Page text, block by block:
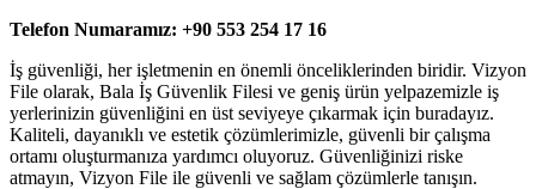
Telefon Numaramız: +90 553 254 17 16
İş güvenliği, her işletmenin en önemli önceliklerinden biridir. Vizyon
File olarak, Bala İş Güvenlik Filesi ve geniş ürün yelpazemizle iş
yerlerinizin güvenliğini en üst seviyeye çıkarmak için buradayız.
Kaliteli, dayanıklı ve estetik çözümlerimizle, güvenli bir çalışma
ortamı oluşturmanıza yardımcı oluyoruz. Güvenliğinizi riske
atmayın, Vizyon File ile güvenli ve sağlam çözümlerle tanışın.